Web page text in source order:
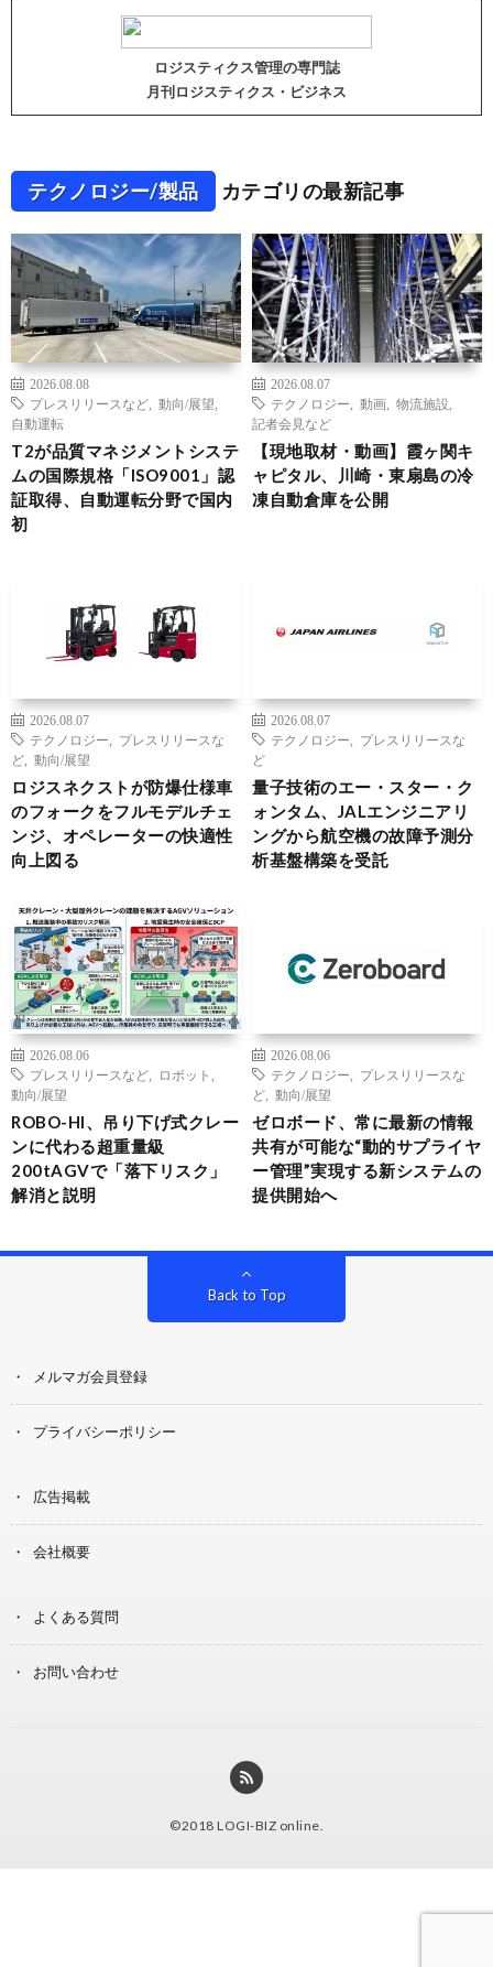
ロジスティクス管理の専門誌
月刊ロジスティクス・ビジネス
テクノロジー/製品 カテゴリの最新記事
2026.08.08
プレスリリースなど
動向/展望
自動運転
T2が品質マネジメントシステ
ムの国際規格「ISO9001」認
証取得、自動運転分野で国内
初
2026.08.07
テクノロジー
動画 物流施設
記者会見など
【現地取材・動画】霞ヶ関キ
ャピタル、川崎・東扇島の冷
凍自動倉庫を公開
2026.08.07
テクノロジー
プレスリリースな
ど
動向/展望
ロジスネクストが防爆仕様車
のフォークをフルモデルチェ
ンジ、オペレーターの快適性
向上図る
2026.08.07
テクノロジー
プレスリリースな
ど
量子技術のエー・スター・ク
ォンタム、JALエンジニアリ
ングから航空機の故障予測分
析基盤構築を受託
2026.08.06
プレスリリースなど
ロボット
動向/展望
ROBO-HI、吊り下げ式クレー
ンに代わる超重量級
200tAGVで「落下リスク」
解消と説明
2026.08.06
テクノロジー
プレスリリースな
ど
動向/展望
ゼロボード、常に最新の情報
共有が可能な“動的サプライヤ
ー管理”実現する新システムの
提供開始へ
Back to Top
メルマガ会員登録
プライバシーポリシー
広告掲載
会社概要
よくある質問
お問い合わせ
©2018 LOGI-BIZ online.